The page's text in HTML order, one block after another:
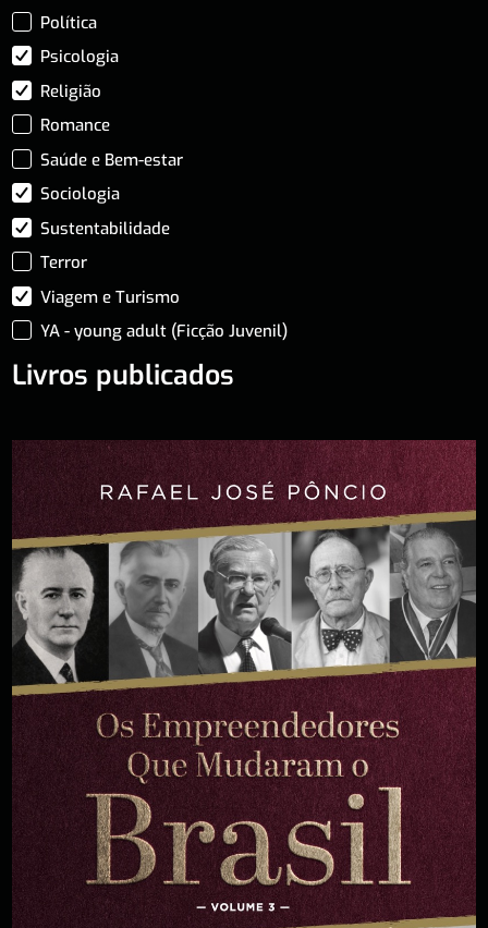
Política
Psicologia
Religião
Romance
Saúde e Bem-estar
Sociologia
Sustentabilidade
Terror
Viagem e Turismo
YA - young adult (Ficção Juvenil)
Livros publicados